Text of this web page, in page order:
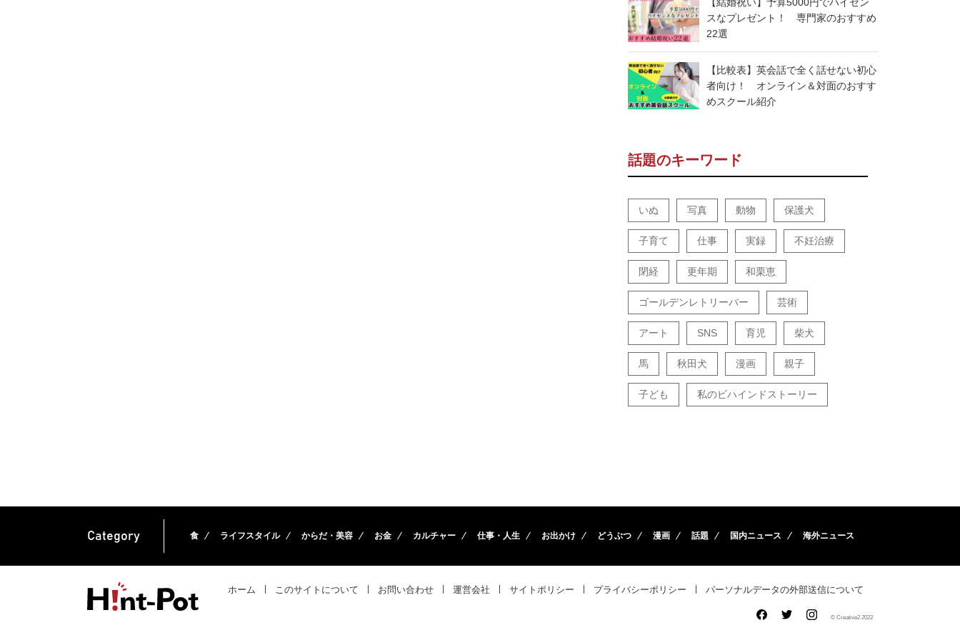
スなプレゼント！ 専門家のおすすめ
22選
【比較表】英会話で全く話せない初心
者向け！ オンライン＆対面のおすす
めスクール紹介
話題のキーワード
いぬ 写真 動物 保護犬
子育て 仕事 実録 不妊治療
閉経 更年期 和栗恵
ゴールデンレトリーバー 芸術
アート SNS 育児 柴犬
馬 秋田犬 漫画 親子
子ども 私のビハインドストーリー
Category 食 ライフスタイル からだ・美容 お金 カルチャー 仕事・人生 お出かけ どうぶつ 漫画 話題 国内ニュース 海外ニュース
ホーム このサイトについて お問い合わせ 運営会社 サイトポリシー プライバシーポリシー パーソナルデータの外部送信について
© Creative2 2022